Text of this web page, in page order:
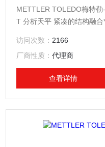
METTLER TOLEDO梅特
T 分析天平 紧凑的结构融合
访问次数： 2166
厂商性质：代理商
查看详情